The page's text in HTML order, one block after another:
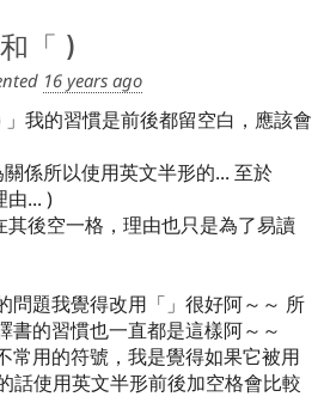
「 )
16 years ago
我的習慣是前後都留空白，應該會
係所以使用英文半形的... 至於
由... )
其後空一格，理由也只是為了易讀
問題我覺得改用「」很好阿～～ 所
書的習慣也一直都是這樣阿～～
常用的符號，我是覺得如果它被用
話使用英文半形前後加空格會比較